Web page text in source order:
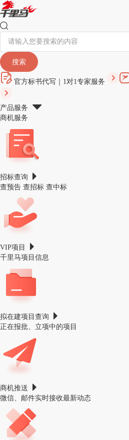
搜索
官方标书代写｜1对1专家服务
产品服务
商机服务
招标查询
查预告 查招标 查中标
VIP项目
千里马项目信息
拟在建项目查询
正在报批、立项中的项目
商机推送
微信、邮件实时接收最新动态